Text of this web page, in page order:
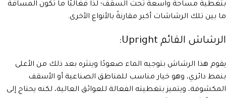
بتغطية مساحة واسعة تحت السقف؛ لذا فغالبًا ما تكون المسافة
ما بين تلك الرشاشات أكبر مقارنةً بالأنواع الأخرى.
الرشاش القائم Upright:
يقوم هذا الرشاش بتوجيه الماء صعودًا وينثره بعد ذلك من الأعلى
بنمط دائري، وهو خيار مناسب للمناطق الصناعية أو الأسقف
المكشوفة، ويتميز بتغطيته الفعالة للعوائق العالية، لكنه يحتاج إلى